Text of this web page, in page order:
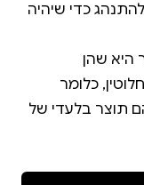
כדי שיהיה
היא שהן
כלומר
תוצר בלעדי של
נתקלות